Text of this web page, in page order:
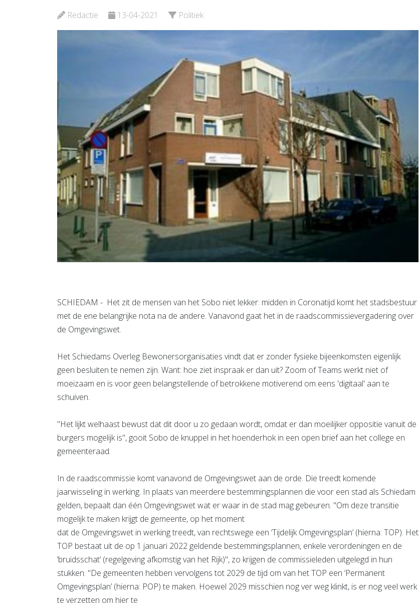
Redactie 13-04-2021 Politiek
SCHIEDAM - Het zit de mensen van het Sobo niet lekker: midden in Coronatijd komt het stadsbestuur
met de ene belangrijke nota na de andere. Vanavond gaat het in de raadscommissievergadering over
de Omgevingswet.
Het Schiedams Overleg Bewonersorganisaties vindt dat er zonder fysieke bijeenkomsten eigenlijk
geen besluiten te nemen zijn. Want: hoe ziet inspraak er dan uit? Zoom of Teams werkt niet of
moeizaam en is voor geen belangstellende of betrokkene motiverend om eens 'digitaal' aan te
schuiven.
"Het lijkt welhaast bewust dat dit door u zo gedaan wordt, omdat er dan moeilijker oppositie vanuit de
burgers mogelijk is", gooit Sobo de knuppel in het hoenderhok in een open brief aan het college en
gemeenteraad.
In de raadscommissie komt vanavond de Omgevingswet aan de orde. Die treedt komende
jaarwisseling in werking. In plaats van meerdere bestemmingsplannen die voor een stad als Schiedam
gelden, bepaalt dan één Omgevingswet wat er waar in de stad mag gebeuren. "Om deze transitie
mogelijk te maken krijgt de gemeente, op het moment
dat de Omgevingswet in werking treedt, van rechtswege een ‘Tijdelijk Omgevingsplan’ (hierna: TOP). Het
TOP bestaat uit de op 1 januari 2022 geldende bestemmingsplannen, enkele verordeningen en de
‘bruidsschat’ (regelgeving afkomstig van het Rijk)", zo krijgen de commissieleden uitgelegd in hun
stukken. "De gemeenten hebben vervolgens tot 2029 de tijd om van het TOP een ‘Permanent
Omgevingsplan’ (hierna: POP) te maken. Hoewel 2029 misschien nog ver weg klinkt, is er nog veel werk
te verzetten om hier te
Bekijk de pagina